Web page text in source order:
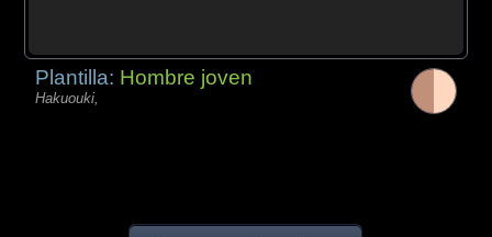
Plantilla: Hombre joven
Hakuouki,